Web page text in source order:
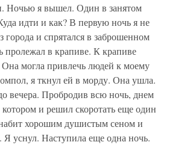
Ночью я вышел. Один в занятом
идти и как? В первую ночь я не
города и спрятался в заброшенном
пролежал в крапиве. К крапиве
могла привлечь людей к моему
я ткнул ей в морду. Она ушла.
вечера. Пробродив всю ночь, днем
и решил скоротать еще один
хорошим душистым сеном и
Я уснул. Наступила еще одна ночь.